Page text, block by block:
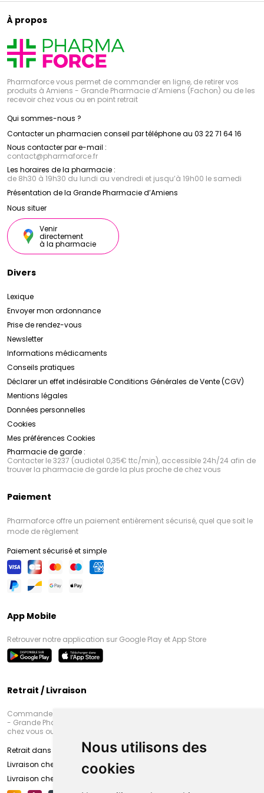
Nous utilisons des
cookies
À propos
Pharmaforce vous permet de commander en ligne, de retirer vos
produits à Amiens - Grande Pharmacie d’Amiens (Fachon) ou de les
recevoir chez vous ou en point retrait
Qui sommes-nous ?
Contacter un pharmacien conseil par téléphone au 03 22 71 64 16
Nous contacter par e-mail :
contact@pharmaforce.fr
Les horaires de la pharmacie :
de 8h30 à 19h30 du lundi au vendredi et jusqu’à 19h00 le samedi
Présentation de la Grande Pharmacie d’Amiens
Nous situer
Venir
directement
à la pharmacie
Divers
Lexique
Envoyer mon ordonnance
Prise de rendez-vous
Newsletter
Informations médicaments
Conseils pratiques
Déclarer un effet indésirableConditions Générales de Vente (CGV)
Mentions légales
Données personnelles
Cookies
Mes préférences Cookies
Pharmacie de garde :
Contacter le 3237 (audiotel 0,35€ ttc/min), accessible 24h/24 afin de
trouver la pharmacie de garde la plus proche de chez vous
Paiement
Pharmaforce offre un paiement entièrement sécurisé, quel que soit le
mode de règlement
Paiement sécurisé et simple
App Mobile
Retrouver notre application sur Google Play et App Store
Retrait / Livraison
Commandez en ligne et venez chercher votre commande à Amiens
- Grande Pharmacie d’Amiens (Fachon) ou recevez-là rapidement
chez vous ou en point retrait
Retrait dans la pharmacie d’Amiens
Livraison chez vous
Livraison chez votre commerçant